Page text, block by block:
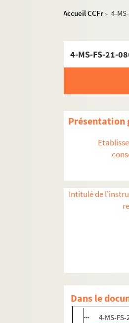
Accueil CCFr > 4-
4-MS-FS-21-
Présentation
Intitulé de
Dans le
Personnalités
Afrique
Albanie
Allemagne
Belgique
Bulgarie
4-MS-